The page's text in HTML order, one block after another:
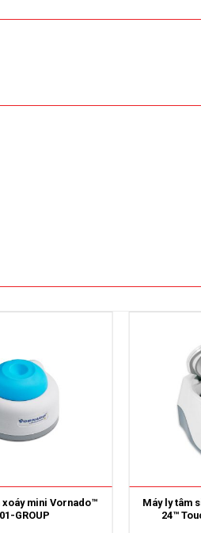
xoáy mini Vornado™
GROUP
Máy ly tâm
24™